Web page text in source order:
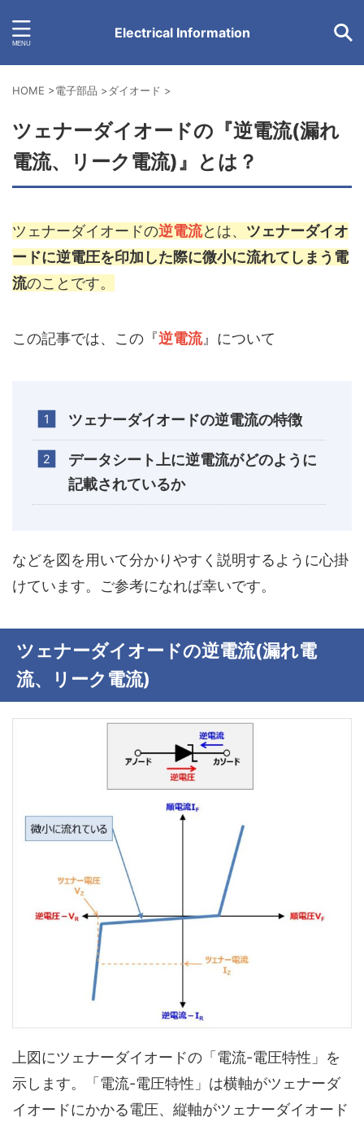
Electrical Information
HOME >電子部品 >ダイオード >
ツェナーダイオードの『逆電流(漏れ
電流、リーク電流)』とは？
ツェナーダイオードの逆電流とは、 ツェナーダイオ
ードに逆電圧を印加した際に微小に流れてしまう電
流のことです。
この記事では、この『逆電流』について
ツェナーダイオードの逆電流の特徴
データシート上に逆電流がどのように
記載されているか
などを図を用いて分かりやすく説明するように心掛
けています。ご参考になれば幸いです。
ツェナーダイオードの逆電流(漏れ電
流、リーク電流)
上図にツェナーダイオードの「電流-電圧特性」を
示します。「電流-電圧特性」は横軸がツェナーダ
イオードにかかる電圧、縦軸がツェナーダイオード